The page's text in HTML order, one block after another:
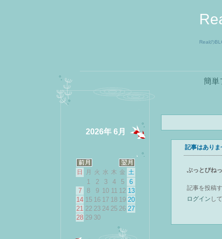
Realの
2026年 6月
日 月 火 水 木 金 土
1 2 3 4 5
6
7
8 9 10 11 12 13
14 15 16 17 18 19 20
21 22 23 24 25 26 27
28 29 30
簡単
記事はありま
ぶっとびね
記事を投稿
ログイン し